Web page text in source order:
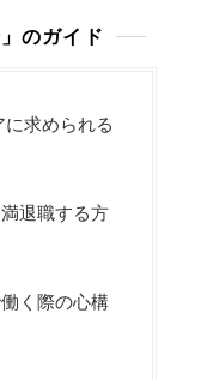
のガイド
求められる
退職する方
く際の心構